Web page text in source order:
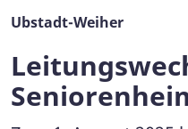
Ubstadt-Weiher